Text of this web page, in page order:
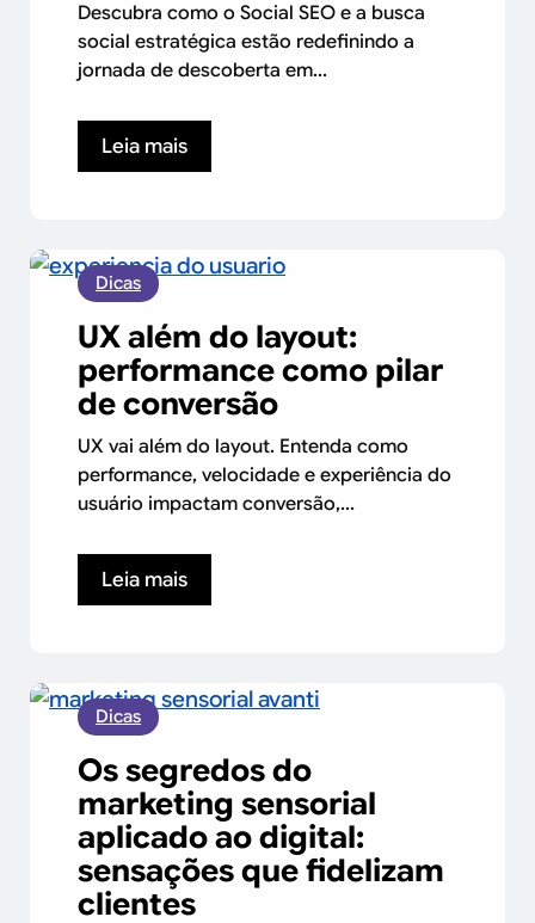
Descubra como o Social SEO e a busca
social estratégica estão redefinindo a
jornada de descoberta em...
Leia mais
Dicas
UX além do layout:
performance como pilar
de conversão
UX vai além do layout. Entenda como
performance, velocidade e experiência do
usuário impactam conversão,...
Leia mais
Dicas
Os segredos do
marketing sensorial
aplicado ao digital:
sensações que fidelizam
clientes